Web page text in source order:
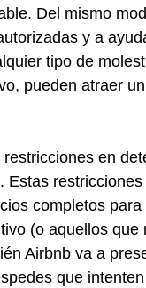
Del mismo
y a
tipo de
pueden atraer
en
Estas
completos
(o aquellos
Airbnb va a
que